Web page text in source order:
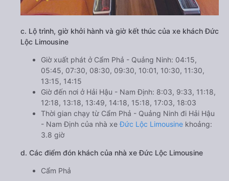
c. Lộ trình, giờ khởi hành và giờ kết thúc của xe khách Đức
Lộc Limousine
Giờ xuất phát ở Cẩm Phả - Quảng Ninh: 04:15,
05:45, 07:30, 08:30, 09:30, 10:01, 10:30, 11:30,
13:15, 14:15
Giờ đến nơi ở Hải Hậu - Nam Định: 8:03, 9:33, 11:18,
12:18, 13:18, 13:49, 14:18, 15:18, 17:03, 18:03
Thời gian chạy từ Cẩm Phả - Quảng Ninh đi Hải Hậu
- Nam Định của nhà xeĐức Lộc Limousine khoảng:
3.8 giờ
d. Các điểm đón khách của nhà xe Đức Lộc Limousine
Cẩm Phả